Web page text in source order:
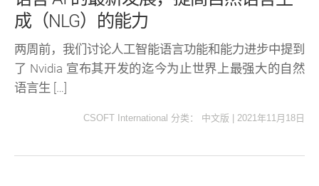
成（NLG）的能力
两周前，我们讨论人工智能语言功能和能力进步中提到
了 Nvidia 宣布其开发的迄今为止世界上最强大的自然
语言生 […]
CSOFT International 分类： 中文版 2021年11月18日